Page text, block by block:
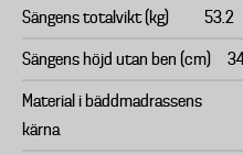
Sängens totalvikt (kg) 53.2
Sängens höjd utan ben (cm)
Material i bäddmadrassens
kärna